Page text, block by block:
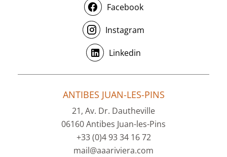
Facebook
Instagram
Linkedin
ANTIBES JUAN-LES-PINS
21, Av. Dr. Dautheville
06160 Antibes Juan-les-Pins
+33 (0)4 93 34 16 72
mail@aaariviera.com